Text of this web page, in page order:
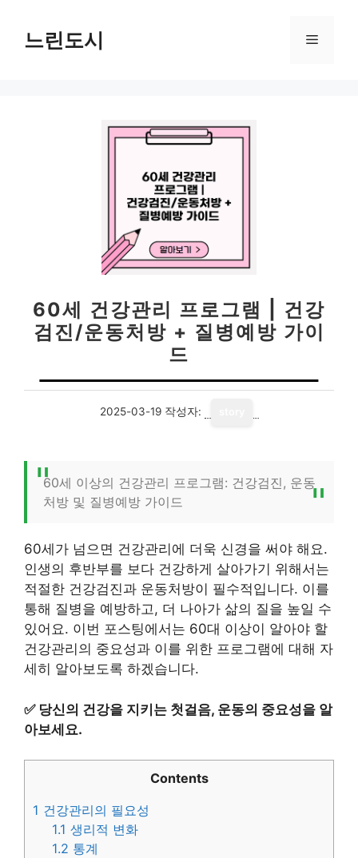
느린도시 메
60세 건강관리 프로그램 | 건강
검진/운동처방 + 질병예방 가이
드
2025-03-19 작성자:
60세 이상의 건강관리 프로그램: 건강검진, 운동
처방 및 질병예방 가이드
60세가 넘으면 건강관리에 더욱 신경을 써야 해요.
인생의 후반부를 보다 건강하게 살아가기 위해서는
적절한 건강검진과 운동처방이 필수적입니다. 이를
통해 질병을 예방하고, 더 나아가 삶의 질을 높일 수
있어요. 이번 포스팅에서는 60대 이상이 알아야 할
건강관리의 중요성과 이를 위한 프로그램에 대해 자
세히 알아보도록 하겠습니다.
✅ 당신의 건강을 지키는 첫걸음, 운동의 중요성을 알
아보세요.
Contents
1 건강관리의 필요성
1.1 생리적 변화
1.2 통계